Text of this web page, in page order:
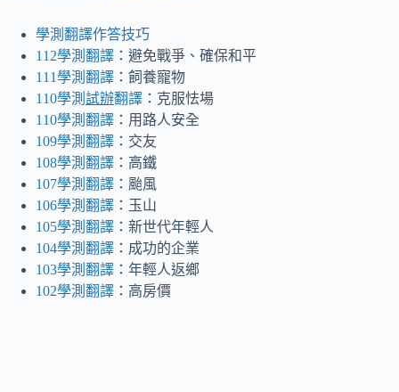
學測翻譯作答技巧
112學測翻譯 ：避免戰爭、確保和平
111學測翻譯 ：飼養寵物
110學測 試辦翻譯 ：克服怯場
110學測翻譯 ：用路人安全
109學測翻譯 ：交友
108學測翻譯 ：高鐵
107學測翻譯 ：颱風
106學測翻譯 ：玉山
105學測翻譯 ：新世代年輕人
104學測翻譯 ：成功的企業
103學測翻譯 ：年輕人返鄉
102學測翻譯 ：高房價